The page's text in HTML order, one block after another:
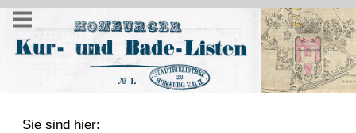
Sie sind hier: